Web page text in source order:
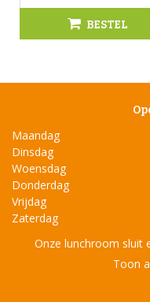
BESTEL
Maandag
Dinsdag
Woensdag
Donderdag
Vrijdag
Zaterdag
Onze lunchroom sluit
Toon